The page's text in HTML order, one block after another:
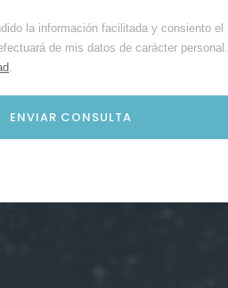
la información facilitada y consiento el
de mis datos de carácter personal.
.